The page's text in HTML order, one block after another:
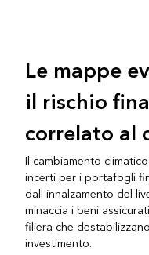
Le mappe
il rischio
correlato al
Il cambiamento
incerti per i portafogli
dall'innalzamento del
minaccia i beni
filiera che
investimento.